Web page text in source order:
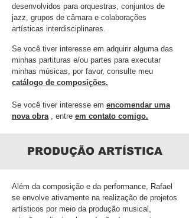
desenvolvidos para orquestras, conjuntos de
jazz, grupos de câmara e colaborações
artísticas interdisciplinares.
Se você tiver interesse em adquirir alguma das
minhas partituras e/ou partes para executar
minhas músicas, por favor, consulte meu
catálogo de composições.
Se você tiver interesse em encomendar uma
nova obra, entre em contato comigo.
PRODUÇÃO ARTÍSTICA
Além da composição e da performance, Rafael
se envolve ativamente na realização de projetos
artísticos por meio da produção musical,